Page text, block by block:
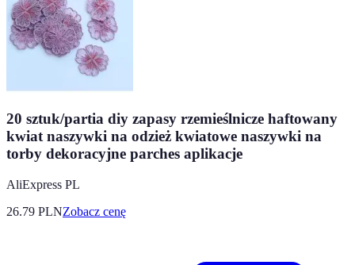
20 sztuk/partia diy zapasy rzemieślnicze haftowany
kwiat naszywki na odzież kwiatowe naszywki na
torby dekoracyjne parches aplikacje
AliExpress PL
26.79 PLNZobacz cenę